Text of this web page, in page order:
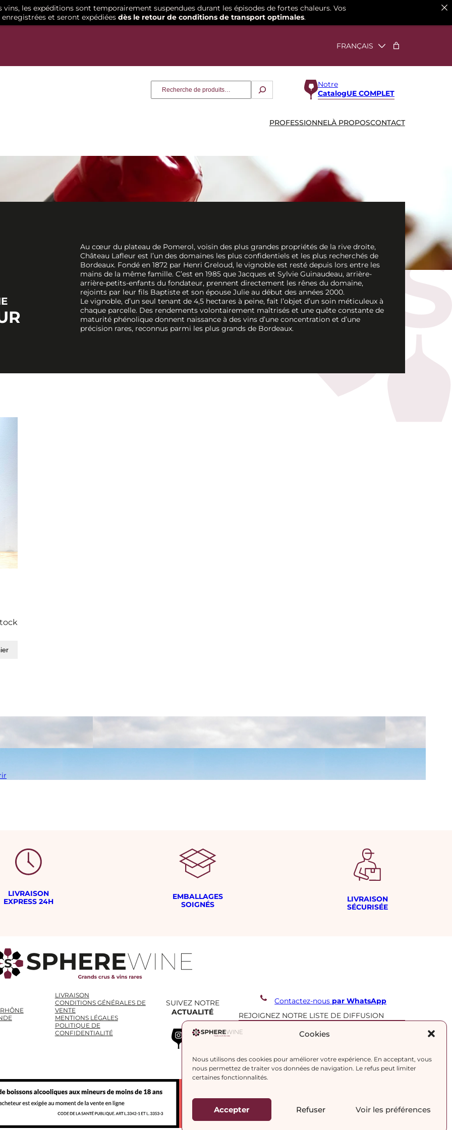
Cookies
Nous utilisons des cookies pour améliorer votre expérience. En acceptant, vous
nous permettez de traiter vos données de navigation. Le refus peut limiter
certaines fonctionnalités.
Accepter Refuser Voir les préférences
Notre
CatalogUE COMPLET
PROFESSIONNELÀ PROPOSCONTACT
Au cœur du plateau de Pomerol, voisin des plus grandes propriétés de la rive droite,
Château Lafleur est l’un des domaines les plus confidentiels et les plus recherchés de
Bordeaux. Fondé en 1872 par Henri Greloud, le vignoble est resté depuis lors entre les
mains de la même famille. C’est en 1985 que Jacques et Sylvie Guinaudeau, arrière-
arrière-petits-enfants du fondateur, prennent directement les rênes du domaine,
rejoints par leur fils Baptiste et son épouse Julie au début des années 2000.
Le vignoble, d’un seul tenant de 4,5 hectares à peine, fait l’objet d’un soin méticuleux à
chaque parcelle. Des rendements volontairement maîtrisés et une quête constante de
maturité phénolique donnent naissance à des vins d’une concentration et d’une
précision rares, reconnus parmi les plus grands de Bordeaux.
LIVRAISON
EXPRESS 24H
EMBALLAGES
SOIGNÉS
LIVRAISON
SÉCURISÉE
LIVRAISON
CONDITIONS GÉNÉRALES DE
VENTE
MENTIONS LÉGALES
POLITIQUE DE
CONFIDENTIALITÉ
SUIVEZ NOTRE
ACTUALITÉ
Instagram WhatsApp LinkedIn
Contactez-nous par WhatsApp
REJOIGNEZ NOTRE LISTE DE DIFFUSION
les expéditions sont temporairement suspendues durant les épisodes de fortes chaleurs. Vos
et seront expédiées dès le retour de conditions de transport optimales.